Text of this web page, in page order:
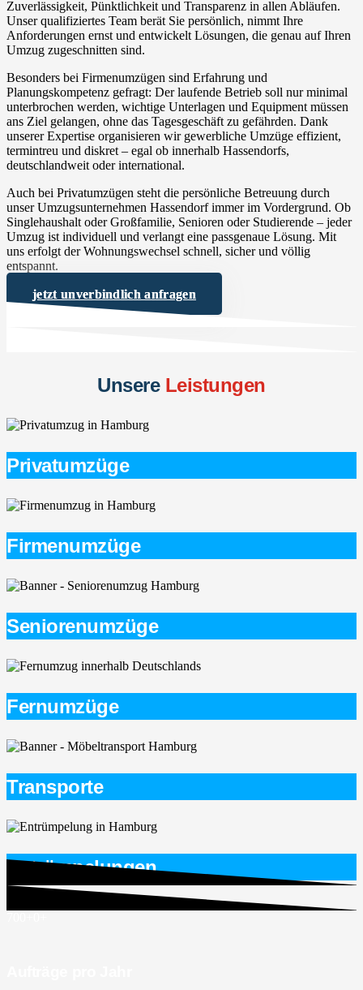
Zuverlässigkeit, Pünktlichkeit und Transparenz in allen Abläufen.
Unser qualifiziertes Team berät Sie persönlich, nimmt Ihre
Anforderungen ernst und entwickelt Lösungen, die genau auf Ihren
Umzug zugeschnitten sind.
Besonders bei Firmenumzügen sind Erfahrung und
Planungskompetenz gefragt: Der laufende Betrieb soll nur minimal
unterbrochen werden, wichtige Unterlagen und Equipment müssen
ans Ziel gelangen, ohne das Tagesgeschäft zu gefährden. Dank
unserer Expertise organisieren wir gewerbliche Umzüge effizient,
termintreu und diskret – egal ob innerhalb Hassendorfs,
deutschlandweit oder international.
Auch bei Privatumzügen steht die persönliche Betreuung durch
unser Umzugsunternehmen Hassendorf immer im Vordergrund. Ob
Singlehaushalt oder Großfamilie, Senioren oder Studierende – jeder
Umzug ist individuell und verlangt eine passgenaue Lösung. Mit
uns erfolgt der Wohnungswechsel schnell, sicher und völlig
entspannt.
jetzt unverbindlich anfragen
UnsereLeistungen
Privatumzüge
Firmenumzüge
Seniorenumzüge
Fernumzüge
Transporte
Entrümpelungen